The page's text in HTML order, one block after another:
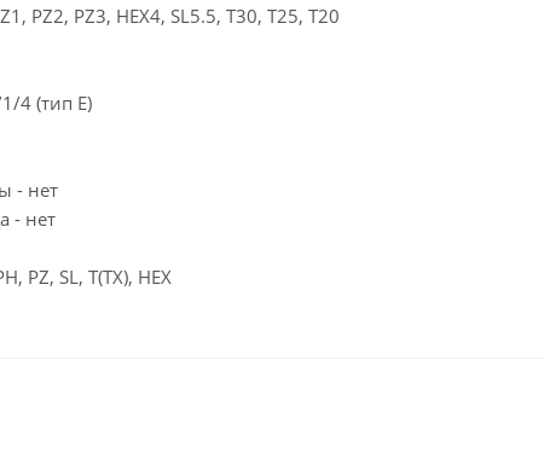
PZ2, PZ3, HEX4, SL5.5, T30, T25, T20
4 (тип Е)
- нет
- нет
PZ, SL, T(TX), HEX